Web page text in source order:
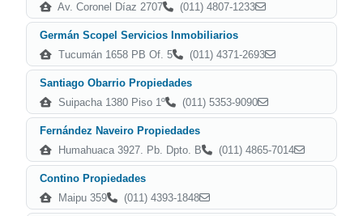
Av. Coronel Díaz 2707
(011) 4807-1233
Germán Scopel Servicios Inmobiliarios
Tucumán 1658 PB Of. 5
(011) 4371-2693
Santiago Obarrio Propiedades
Suipacha 1380 Piso 1º
(011) 5353-9090
Fernández Naveiro Propiedades
Humahuaca 3927. Pb. Dpto. B
(011) 4865-7014
Contino Propiedades
Maipu 359
(011) 4393-1848